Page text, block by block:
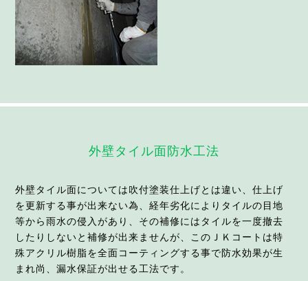
外壁タイル面防水工法
外壁タイル面については吹付塗装仕上げとは違い、仕上げ
を更新する事が出来ない為、経年劣化によりタイルの目地
等から雨水の侵入があり、その補修にはタイルを一度撤去
したりしないと補修が出来ませんが、このＪＫコートは特
殊アクリル樹脂を全面コーティングする事で防水効果が生
まれ尚、漏水保証が出せる工法です。